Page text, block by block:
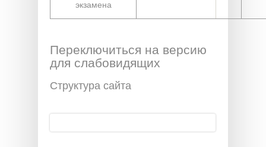
экзамена
Переключиться на версию
для слабовидящих
Структура сайта
Поиск